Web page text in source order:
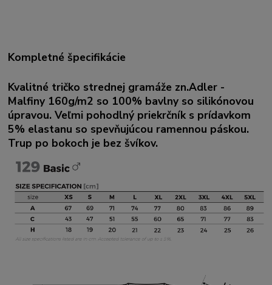
Kompletné špecifikácie
Kvalitné tričko strednej gramáže zn.Adler -
Malfiny 160g/m2 so 100% bavlny so silikónovou
úpravou. Veľmi pohodlný priekrčník s prídavkom
5% elastanu so spevňujúcou ramennou páskou.
Trup po bokoch je bez švíkov.